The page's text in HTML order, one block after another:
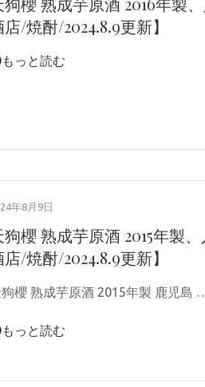
/焼酎/2024.8.9更新】
もっと読む
年8月9日
狗櫻 熟成芋原酒 2015年製
/焼酎/2024.8.9更新】
狗櫻 熟成芋原酒 2015年製 鹿児島
もっと読む